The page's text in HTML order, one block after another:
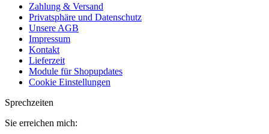
Zahlung & Versand
Privatsphäre und Datenschutz
Unsere AGB
Impressum
Kontakt
Lieferzeit
Module für Shopupdates
Cookie Einstellungen
Sprechzeiten
Sie erreichen mich: